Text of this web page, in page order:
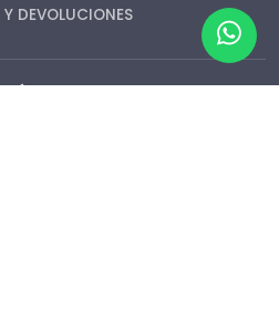
DEVOLUCIONES